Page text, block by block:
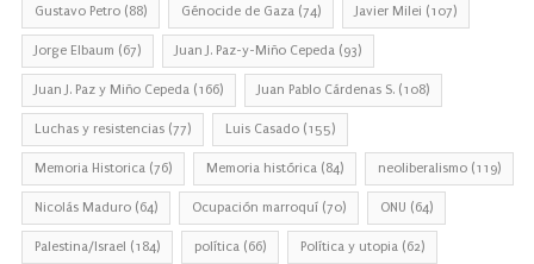
Gustavo Petro (88) Génocide de Gaza (74) Javier Milei (107)
Jorge Elbaum (67) Juan J. Paz-y-Miño Cepeda (93)
Juan J. Paz y Miño Cepeda (166) Juan Pablo Cárdenas S. (108)
Luchas y resistencias (77) Luis Casado (155)
Memoria Historica (76) Memoria histórica (84) neoliberalismo (119)
Nicolás Maduro (64) Ocupación marroquí (70) ONU (64)
Palestina/Israel (184) política (66) Política y utopia (62)